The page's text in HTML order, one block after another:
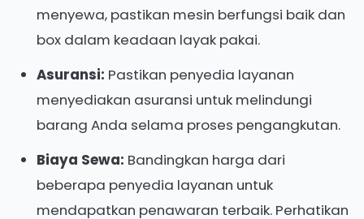
menyewa, pastikan mesin berfungsi baik dan
box dalam keadaan layak pakai.
Asuransi: Pastikan penyedia layanan
menyediakan asuransi untuk melindungi
barang Anda selama proses pengangkutan.
Biaya Sewa: Bandingkan harga dari
beberapa penyedia layanan untuk
mendapatkan penawaran terbaik. Perhatikan